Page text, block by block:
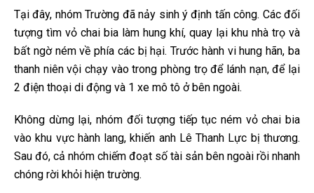
Tại đây, nhóm Trường đã nảy sinh ý định tấn công. Các đối
tượng tìm vỏ chai bia làm hung khí, quay lại khu nhà trọ và
bất ngờ ném về phía các bị hại. Trước hành vi hung hãn, ba
thanh niên vội chạy vào trong phòng trọ để lánh nạn, để lại
2 điện thoại di động và 1 xe mô tô ở bên ngoài.
Không dừng lại, nhóm đối tượng tiếp tục ném vỏ chai bia
vào khu vực hành lang, khiến anh Lê Thanh Lực bị thương.
Sau đó, cả nhóm chiếm đoạt số tài sản bên ngoài rồi nhanh
chóng rời khỏi hiện trường.